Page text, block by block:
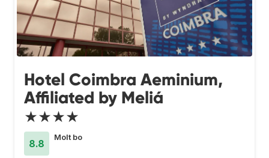
Hotel Coimbra Aeminium,
Affiliated by Meliá
★★★★
8.8
Molt bo